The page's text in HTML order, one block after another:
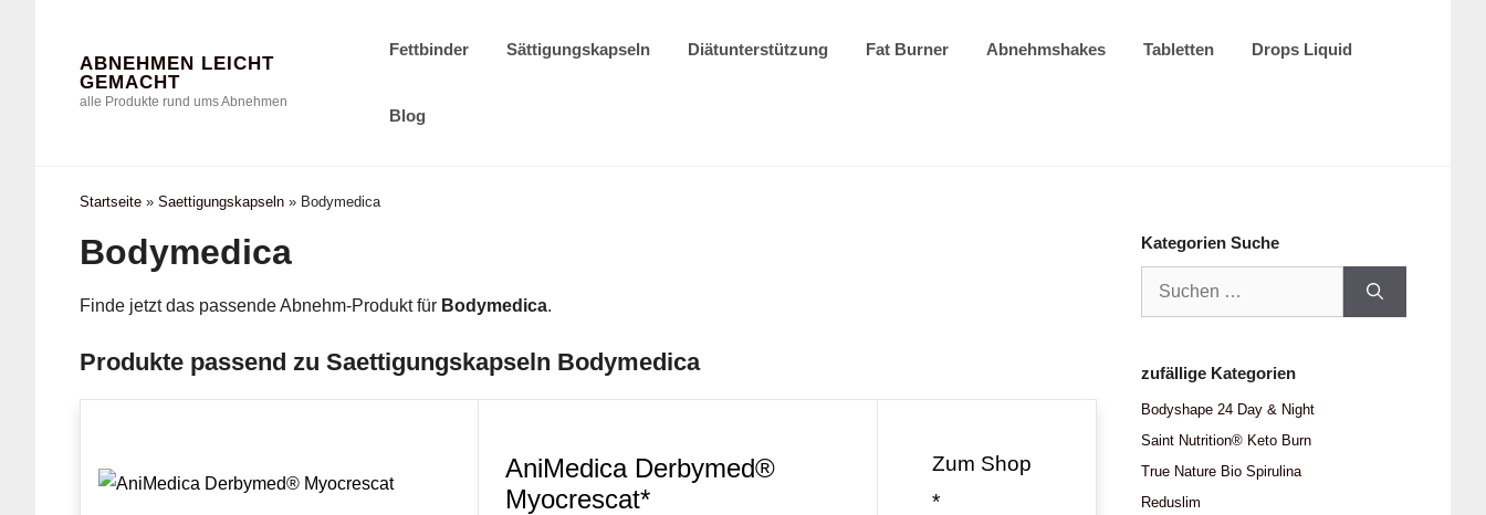
ABNEHMEN LEICHT
GEMACHT
alle Produkte rund ums Abnehmen
Fettbinder Sättigungskapseln Diätunterstützung Fat Burner Abnehmshakes Tabletten Drops Liquid
Blog
Startseite » Saettigungskapseln » Bodymedica
Bodymedica
Finde jetzt das passende Abnehm-Produkt für Bodymedica.
Produkte passend zu Saettigungskapseln Bodymedica
AniMedica Derbymed®
Myocrescat*
Zum Shop
*
Kategorien Suche
zufällige Kategorien
Bodyshape 24 Day & Night
Saint Nutrition® Keto Burn
True Nature Bio Spirulina
Reduslim